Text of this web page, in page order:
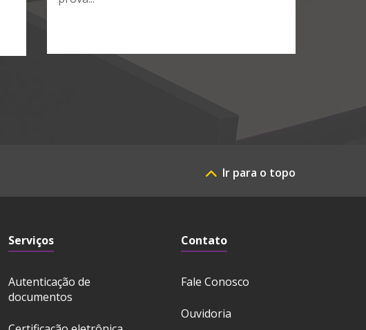
Ir para o topo
Serviços
Autenticação de
documentos
Contato
Fale Conosco
Ouvidoria